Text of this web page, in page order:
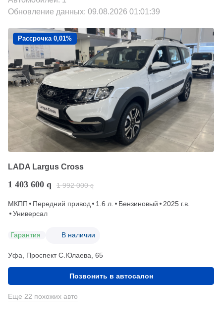
Обновление данных: 09.08.2026 01:01:39
Рассрочка 0,01%
LADA Largus Cross
1 403 600 q 1 992 000 q
МКПП Передний привод 1.6 л. Бензиновый
2025 г.в.
Универсал
Гарантия В наличии
Уфа, Проспект С.Юлаева, 65
Позвонить в автосалон
Еще 22 похожих авто